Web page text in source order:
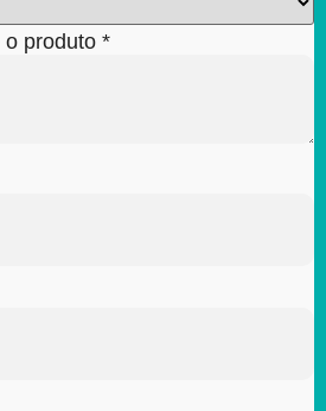
o produto *